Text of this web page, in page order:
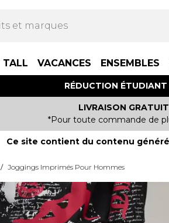
TALL VACANCES ENSEMBLES
RÉDUCTION ÉTUDIANT
LIVRAISON
*Pour toute commande de
Ce site contient du contenu
/ Joggings Imprimés Pour Hommes